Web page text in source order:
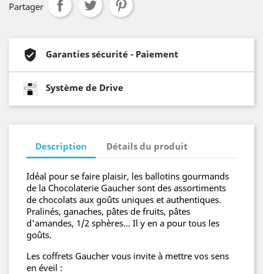
Partager
Garanties sécurité - Paiement
Système de Drive
Description Détails du produit
Idéal pour se faire plaisir, les ballotins gourmands
de la Chocolaterie Gaucher sont des assortiments
de chocolats aux goûts uniques et authentiques.
Pralinés, ganaches, pâtes de fruits, pâtes
d'amandes, 1/2 sphères... Il y en a pour tous les
goûts.
Les coffrets Gaucher vous invite à mettre vos sens
en éveil :